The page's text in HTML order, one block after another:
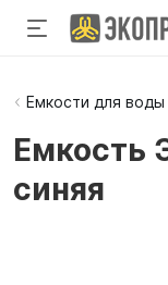
Емкости для
Емкость
синяя